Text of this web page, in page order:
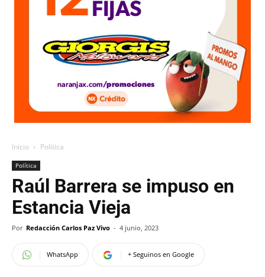
Inicio Política
Política
Raúl Barrera se impuso en
Estancia Vieja
Por Redacción Carlos Paz Vivo - 4 junio, 2023
WhatsApp + Seguinos en Google